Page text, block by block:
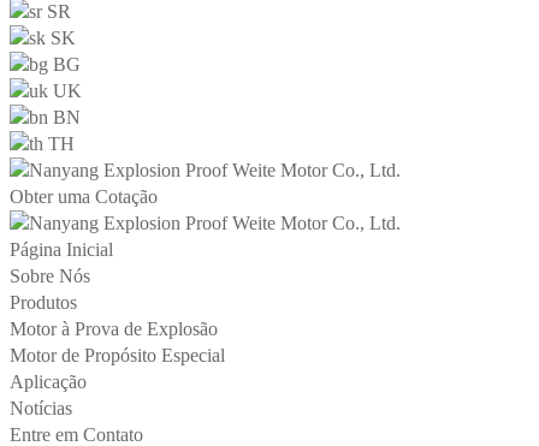
SR
SK
BG
UK
BN
TH
Obter uma Cotação
Página Inicial
Sobre Nós
Produtos
Motor à Prova de Explosão
Motor de Propósito Especial
Aplicação
Notícias
Entre em Contato